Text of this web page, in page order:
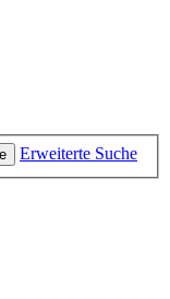
Erweiterte Suche